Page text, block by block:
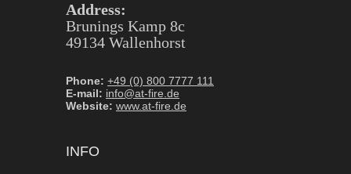
Address:
Brunings Kamp 8c
49134 Wallenhorst
Phone: +49 (0) 800 7777 111
E-mail: info@at-fire.de
Website: www.at-fire.de
INFO